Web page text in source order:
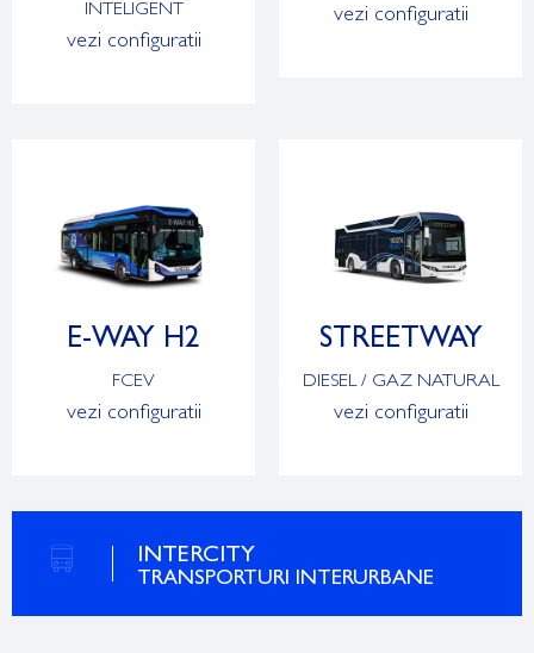
INTELIGENT
vezi configuratii
vezi configuratii
E-WAY H2
FCEV
vezi configuratii
STREETWAY
DIESEL / GAZ NATURAL
vezi configuratii
INTERCITY
TRANSPORTURI INTERURBANE